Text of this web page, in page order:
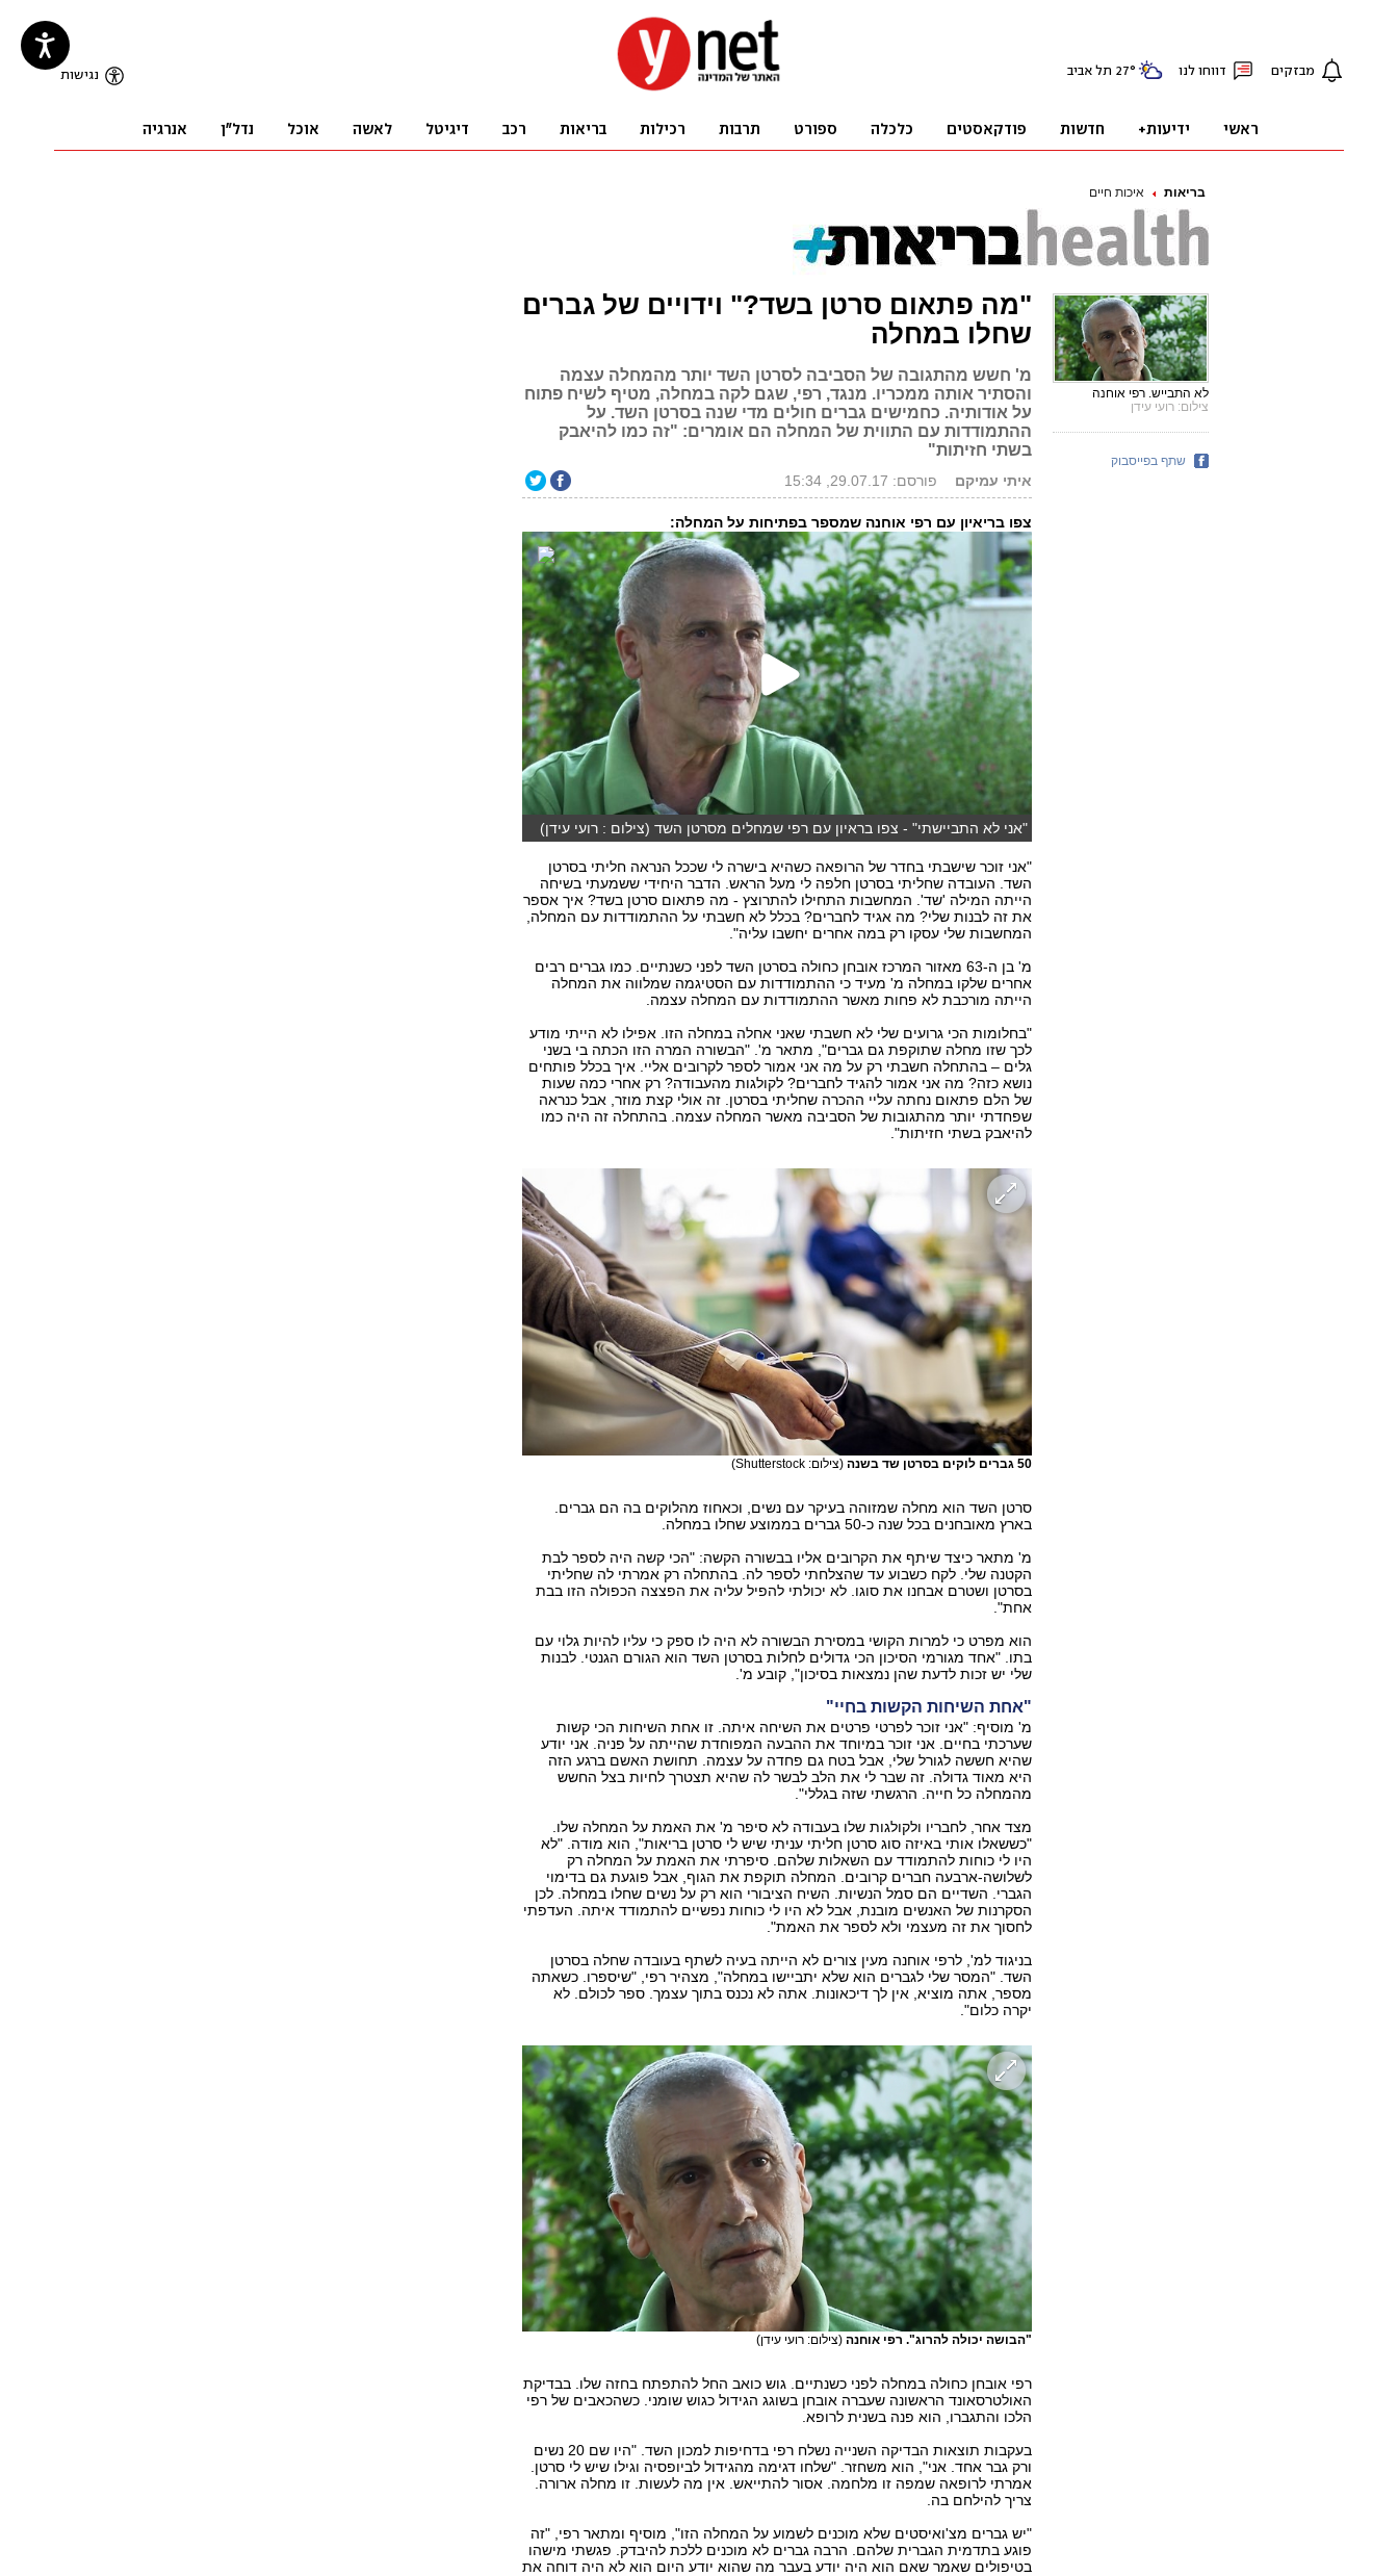
בריאות איכות חיים
"מה פתאום סרטן בשד?" וידויים של גברים
שחלו במחלה
מ' חשש מהתגובה של הסביבה לסרטן השד יותר מהמחלה עצמה
והסתיר אותה ממכריו. מנגד, רפי, שגם לקה במחלה, מטיף לשיח פתוח
על אודותיה. כחמישים גברים חולים מדי שנה בסרטן השד. על
ההתמודדות עם התווית של המחלה הם אומרים: "זה כמו להיאבק
בשתי חזיתות"
איתי עמיקם פורסם: 29.07.17, 15:34
צפו בריאיון עם רפי אוחנה שמספר בפתיחות על המחלה:
"אני לא התביישתי" - צפו בראיון עם רפי שמחלים מסרטן השד (צילום : רועי עידן)
"אני זוכר שישבתי בחדר של הרופאה כשהיא בישרה לי שככל הנראה חליתי בסרטן
השד. העובדה שחליתי בסרטן חלפה לי מעל הראש. הדבר היחידי ששמעתי בשיחה
הייתה המילה 'שד'. המחשבות התחילו להתרוצץ - מה פתאום סרטן בשד? איך אספר
את זה לבנות שלי? מה אגיד לחברים? בכלל לא חשבתי על ההתמודדות עם המחלה,
המחשבות שלי עסקו רק במה אחרים יחשבו עליה".
מ' בן ה-63 מאזור המרכז אובחן כחולה בסרטן השד לפני כשנתיים. כמו גברים רבים
אחרים שלקו במחלה מ' מעיד כי ההתמודדות עם הסטיגמה שמלווה את המחלה
הייתה מורכבת לא פחות מאשר ההתמודדות עם המחלה עצמה.
"בחלומות הכי גרועים שלי לא חשבתי שאני אחלה במחלה הזו. אפילו לא הייתי מודע
לכך שזו מחלה שתוקפת גם גברים", מתאר מ'. "הבשורה המרה הזו הכתה בי בשני
גלים – בהתחלה חשבתי רק על מה אני אמור לספר לקרובים אליי. איך בכלל פותחים
נושא כזה? מה אני אמור להגיד לחברים? לקולגות מהעבודה? רק אחרי כמה שעות
של הלם פתאום נחתה עליי ההכרה שחליתי בסרטן. זה אולי קצת מוזר, אבל כנראה
שפחדתי יותר מהתגובות של הסביבה מאשר המחלה עצמה. בהתחלה זה היה כמו
להיאבק בשתי חזיתות".
50 גברים לוקים בסרטן שד בשנה (צילום: Shutterstock)
סרטן השד הוא מחלה שמזוהה בעיקר עם נשים, וכאחוז מהלוקים בה הם גברים.
בארץ מאובחנים בכל שנה כ-50 גברים בממוצע שחלו במחלה.
מ' מתאר כיצד שיתף את הקרובים אליו בבשורה הקשה: "הכי קשה היה לספר לבת
הקטנה שלי. לקח כשבוע עד שהצלחתי לספר לה. בהתחלה רק אמרתי לה שחליתי
בסרטן ושטרם אבחנו את סוגו. לא יכולתי להפיל עליה את הפצצה הכפולה הזו בבת
אחת".
הוא מפרט כי למרות הקושי במסירת הבשורה לא היה לו ספק כי עליו להיות גלוי עם
בתו. "אחד מגורמי הסיכון הכי גדולים לחלות בסרטן השד הוא הגורם הגנטי. לבנות
שלי יש זכות לדעת שהן נמצאות בסיכון", קובע מ'.
"אחת השיחות הקשות בחיי"
מ' מוסיף: "אני זוכר לפרטי פרטים את השיחה איתה. זו אחת השיחות הכי קשות
שערכתי בחיים. אני זוכר במיוחד את ההבעה המפוחדת שהייתה על פניה. אני יודע
שהיא חששה לגורל שלי, אבל בטח גם פחדה על עצמה. תחושת האשם ברגע הזה
היא מאוד גדולה. זה שבר לי את הלב לבשר לה שהיא תצטרך לחיות בצל החשש
מהמחלה כל חייה. הרגשתי שזה בגללי".
מצד אחר, לחבריו ולקולגות שלו בעבודה לא סיפר מ' את האמת על המחלה שלו.
"כששאלו אותי באיזה סוג סרטן חליתי עניתי שיש לי סרטן בריאות", הוא מודה. "לא
היו לי כוחות להתמודד עם השאלות שלהם. סיפרתי את האמת על המחלה רק
לשלושה-ארבעה חברים קרובים. המחלה תוקפת את הגוף, אבל פוגעת גם בדימוי
הגברי. השדיים הם סמל הנשיות. השיח הציבורי הוא רק על נשים שחלו במחלה. לכן
הסקרנות של האנשים מובנת, אבל לא היו לי כוחות נפשיים להתמודד איתה. העדפתי
לחסוך את זה מעצמי ולא לספר את האמת".
בניגוד למ', לרפי אוחנה מעין צורים לא הייתה בעיה לשתף בעובדה שחלה בסרטן
השד. "המסר שלי לגברים הוא שלא יתביישו במחלה", מצהיר רפי, "שיספרו. כשאתה
מספר, אתה מוציא, אין לך דיכאונות. אתה לא נכנס בתוך עצמך. ספר לכולם. לא
יקרה כלום".
"הבושה יכולה להרוג". רפי אוחנה (צילום: רועי עידן)
רפי אובחן כחולה במחלה לפני כשנתיים. גוש כואב החל להתפתח בחזה שלו. בבדיקת
האולטרסאונד הראשונה שעברה אובחן בשוגג הגידול כגוש שומני. כשהכאבים של רפי
הלכו והתגברו, הוא פנה בשנית לרופא.
בעקבות תוצאות הבדיקה השנייה נשלח רפי בדחיפות למכון השד. "היו שם 20 נשים
ורק גבר אחד. אני", הוא משחזר. "שלחו דגימה מהגידול לביופסיה וגילו שיש לי סרטן.
אמרתי לרופאה שמפה זו מלחמה. אסור להתייאש. אין מה לעשות. זו מחלה ארורה.
צריך להילחם בה.
"יש גברים מצ'ואיסטים שלא מוכנים לשמוע על המחלה הזו", מוסיף ומתאר רפי, "זה
פוגע בתדמית הגברית שלהם. הרבה גברים לא מוכנים ללכת להיבדק. פגשתי מישהו
בטיפולים שאמר שאם הוא היה יודע בעבר מה שהוא יודע היום הוא לא היה דוחה את
לא התבייש. רפי אוחנה
צילום: רועי עידן
שתף בפייסבוק